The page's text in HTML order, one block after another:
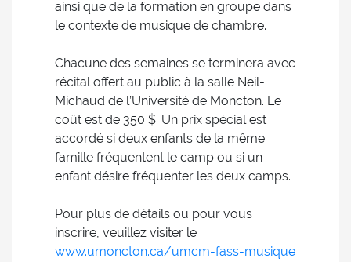
ainsi que de la formation en groupe dans
le contexte de musique de chambre.
Chacune des semaines se terminera avec
récital offert au public à la salle Neil-
Michaud de l’Université de Moncton. Le
coût est de 350 $. Un prix spécial est
accordé si deux enfants de la même
famille fréquentent le camp ou si un
enfant désire fréquenter les deux camps.
Pour plus de détails ou pour vous
inscrire, veuillez visiter le
www.umoncton.ca/umcm-fass-musique